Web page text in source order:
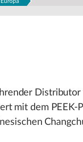
Distributor
mit dem PEEK-